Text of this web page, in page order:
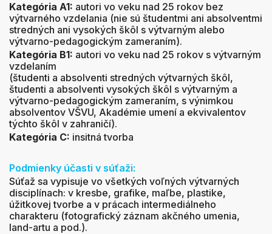
Kategória A1: autori vo veku nad 25 rokov bez
výtvarného vzdelania (nie sú študentmi ani absolventmi
stredných ani vysokých škôl s výtvarným alebo
výtvarno-pedagogickým zameraním).
Kategória B1: autori vo veku nad 25 rokov s výtvarným
vzdelaním
(študenti a absolventi stredných výtvarných škôl,
študenti a absolventi vysokých škôl s výtvarným a
výtvarno-pedagogickým zameraním, s výnimkou
absolventov VŠVU, Akadémie umení a ekvivalentov
týchto škôl v zahraničí).
Kategória C: insitná tvorba
Podmienky účasti v súťaži:
Súťaž sa vypisuje vo všetkých voľných výtvarných
disciplínach: v kresbe, grafike, maľbe, plastike,
úžitkovej tvorbe a v prácach intermediálneho
charakteru (fotografický záznam akčného umenia,
land-artu a pod.).